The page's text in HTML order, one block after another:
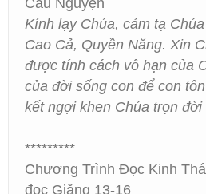
Cầu Nguyện
Kính lạy Chúa, cảm tạ
Cao Cả, Quyền Năng. Xin
được tính cách vô hạn của
của đời sống con để con
kết ngợi khen Chúa trọn đời
*********
Chương Trình Đọc Kinh
đọc Giăng 13-16